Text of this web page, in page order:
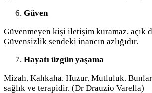
Güven
Güvenmeyen kişi iletişim kuramaz, açık
Güvensizlik sendeki inancın azlığıdır.
Hayatı üzgün yaşama
Mizah. Kahkaha. Huzur. Mutluluk.
sağlık ve terapidir. (Dr Drauzio Varella)